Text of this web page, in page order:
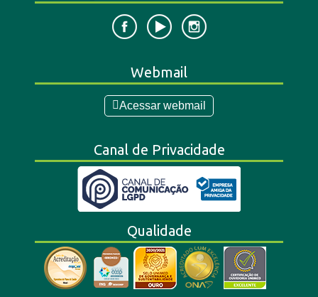
Webmail
Acessar webmail
Canal de Privacidade
Qualidade